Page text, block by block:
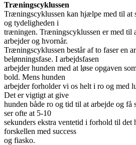
Træningscyklussen
Træningscyklussen kan hjælpe med til at
og tydeligheden i
træningen. Træningscyklussen er med til
arbejder og hvornår.
Træningscyklussen består af to faser en
belønningsfase. I arbejdsfasen
arbejder hunden med at løse opgaven
bold. Mens hunden
arbejder forholder vi os helt i ro og med
Det er vigtigt at give
hunden både ro og tid til at arbejde og få
ser ofte at 5-10
sekunders ekstra ventetid i forhold til det
forskellen med success
og fiasko.